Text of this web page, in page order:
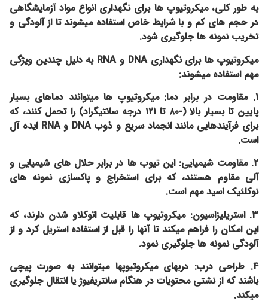
به طور کلی، میکروتیوپ ها برای نگهداری انواع مواد آزمایشگاهی
در حجم های کم و با شرایط خاص استفاده میشوند تا از آلودگی و
تخریب نمونه ها جلوگیری شود.
میکروتیوپ ها برای نگهداری DNA و RNA به دلیل چندین ویژگی
مهم استفاده میشوند:
1. مقاومت در برابر دما: میکروتیوپ ها میتوانند دماهای بسیار
پایین تا بسیار بالا (-۸۰ تا ۱۲۱ درجه سانتیگراد) را تحمل کنند، که
برای فرآیندهایی مانند انجماد سریع و ذوب DNA و RNA ایده آل
است.
2. مقاومت شیمیایی: این تیوب ها در برابر حلال های شیمیایی و
آلی مقاوم هستند، که برای استخراج و پاکسازی نمونه های
نوکلئیک اسید مهم است.
3. استریلیزاسیون: میکروتیوپ ها قابلیت اتوکلاو شدن دارند، که
این امکان را فراهم میکند تا آنها را قبل از استفاده استریل کرد و از
آلودگی نمونه ها جلوگیری نمود.
4. طراحی درب: دربهای میکروتیوپها میتوانند به صورت پیچی
باشند که از نشتی محتویات در هنگام سانتریفیوژ یا انتقال جلوگیری
میکند.